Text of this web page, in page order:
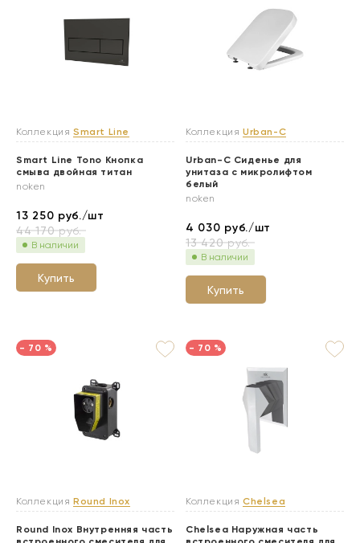
Коллекция Smart Line
Smart Line Tono Кнопка
смыва двойная титан
noken
13 250 руб./шт
44 170руб.
В наличии
Купить
Коллекция Urban-C
Urban-C Сиденье для
унитаза с микролифтом
белый
noken
4 030 руб./шт
13 420руб.
В наличии
Купить
- 70 %
Коллекция Round Inox
Round Inox Внутренняя часть
- 70 %
Коллекция Chelsea
Chelsea Наружная часть